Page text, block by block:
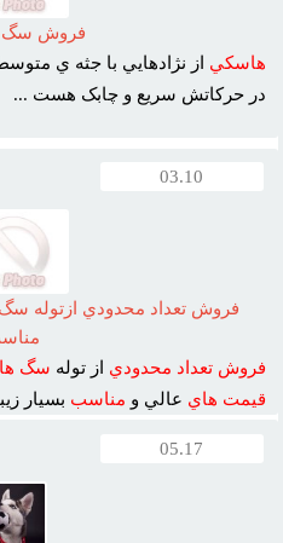
فروش سگ
هاسکي از نژادهايي با جثه ي
در حرکاتش سريع و چابک هست ...
03.10
فروش تعداد محدودي ازتوله
فروش تعداد محدودي از توله سگ
قيمت هاي عالي و مناسب بسيار
05.17